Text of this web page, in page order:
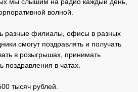
волной.
разные филиалы, офисы в разных
смогут поздравлять и получать
в розыгрышах, принимать
поздравления в чатах.
тысяч рублей.